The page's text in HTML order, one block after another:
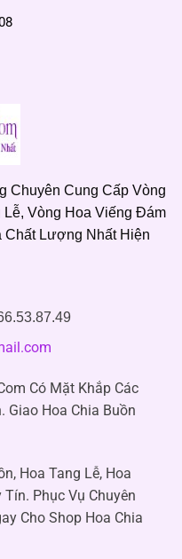
Chuyên Cung Cấp Vòng
Lễ, Vòng Hoa Viếng Đám
Chất Lượng Nhất Hiện
Có Mặt Khắp Các
Giao Hoa Chia Buồn
Hoa Tang Lễ, Hoa
Phục Vụ Chuyên
Cho Shop Hoa Chia